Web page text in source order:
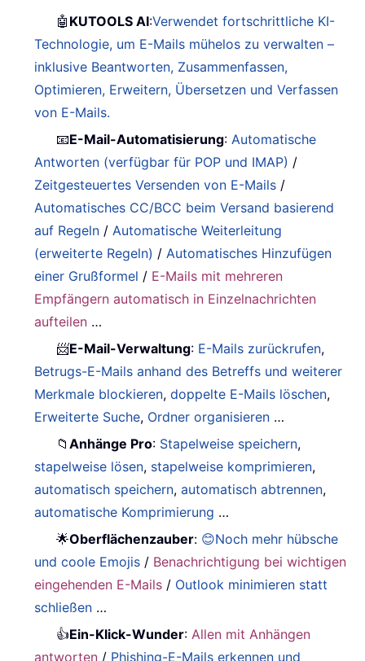
🤖 KUTOOLS AI:Verwendet fortschrittliche KI-
Technologie, um E-Mails mühelos zu verwalten –
inklusive Beantworten, Zusammenfassen,
Optimieren, Erweitern, Übersetzen und Verfassen
von E-Mails.
📧E-Mail-Automatisierung:Automatische
Antworten (verfügbar für POP und IMAP) /
Zeitgesteuertes Versenden von E-Mails /
Automatisches CC/BCC beim Versand basierend
auf Regeln /Automatische Weiterleitung
(erweiterte Regeln) /Automatisches Hinzufügen
einer Grußformel / E-Mails mit mehreren
Empfängern automatisch in Einzelnachrichten
aufteilen …
📨E-Mail-Verwaltung: E-Mails zurückrufen,
Betrugs-E-Mails anhand des Betreffs und weiterer
Merkmale blockieren,doppelte E-Mails löschen,
Erweiterte Suche, Ordner organisieren …
📁Anhänge Pro: Stapelweise speichern,
stapelweise lösen, stapelweise komprimieren,
automatisch speichern,automatisch abtrennen,
automatische Komprimierung …
🌟Oberflächenzauber: 😊Noch mehr hübsche
und coole Emojis / Benachrichtigung bei wichtigen
eingehenden E-Mails / Outlook minimieren statt
schließen …
👍Ein-Klick-Wunder:Allen mit Anhängen
antworten / Phishing-E-Mails erkennen und